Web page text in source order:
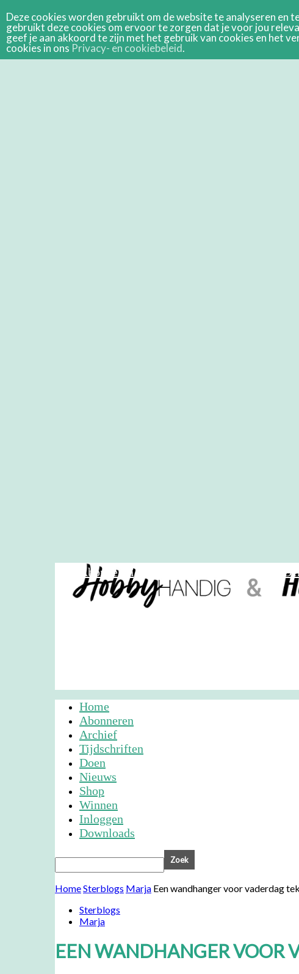
Abonneren
Home
Abonneren
Archief
Tijdschriften
Doen
Nieuws
Shop
Winnen
Inloggen
Downloads
HomeSterblogs Marja Een wandhanger voor vaderdag
Sterblogs
Marja
EEN WANDHANGER VOOR
Deze cookies worden gebruikt om de website te analyseren en
gebruikt deze cookies om ervoor te zorgen dat je voor jou
geef je aan akkoord te zijn met het gebruik van cookies en het
cookies in ons Privacy- en cookiebeleid.